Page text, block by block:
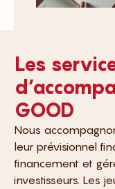
Les
GOOD
Nous
leur prévisionnel
financement et
investisseurs. Les